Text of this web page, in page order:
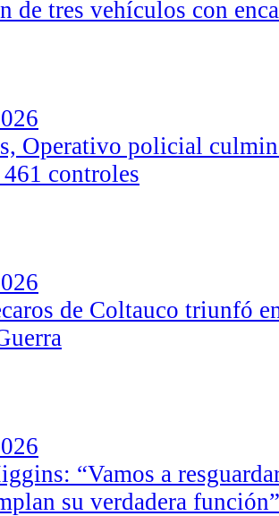
de tres vehículos con
Operativo policial
controles
de Coltauco triunfó
“Vamos a
su verdadera función”